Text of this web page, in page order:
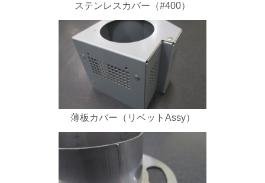
ステンレスカバー（#400）
薄板カバー（リベットAssy）